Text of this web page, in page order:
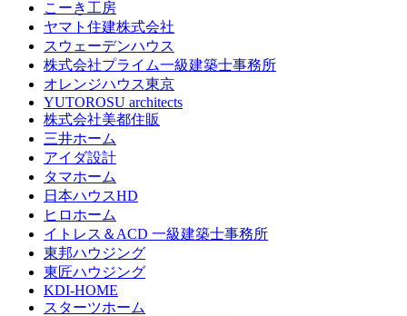
こーき工房
ヤマト住建株式会社
スウェーデンハウス
株式会社プライム一級建築士事務所
オレンジハウス東京
YUTOROSU architects
株式会社美都住販
三井ホーム
アイダ設計
タマホーム
日本ハウスHD
ヒロホーム
イトレス＆ACD 一級建築士事務所
東邦ハウジング
東匠ハウジング
KDI-HOME
スターツホーム